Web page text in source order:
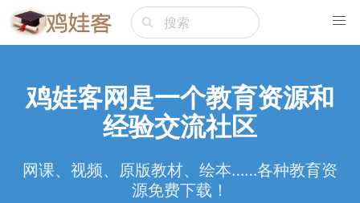
鸡娃客网是一个教育资源和
经验交流社区
网课、视频、原版教材、绘本……各种教育资
源免费下载！